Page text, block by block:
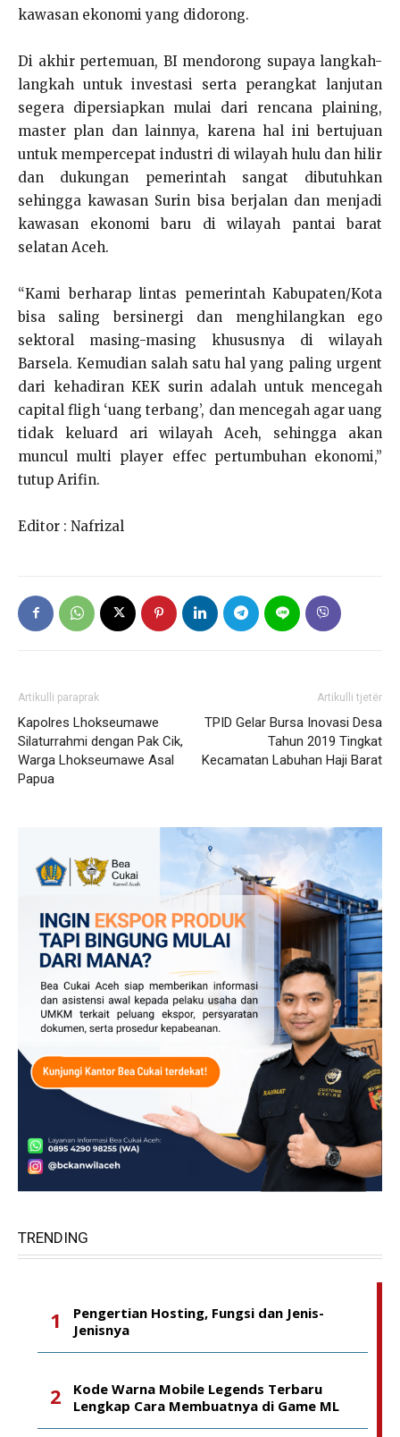
kawasan ekonomi yang didorong.
Di akhir pertemuan, BI mendorong supaya langkah-
langkah untuk investasi serta perangkat lanjutan
segera dipersiapkan mulai dari rencana plaining,
master plan dan lainnya, karena hal ini bertujuan
untuk mempercepat industri di wilayah hulu dan hilir
dan dukungan pemerintah sangat dibutuhkan
sehingga kawasan Surin bisa berjalan dan menjadi
kawasan ekonomi baru di wilayah pantai barat
selatan Aceh.
“Kami berharap lintas pemerintah Kabupaten/Kota
bisa saling bersinergi dan menghilangkan ego
sektoral masing-masing khususnya di wilayah
Barsela. Kemudian salah satu hal yang paling urgent
dari kehadiran KEK surin adalah untuk mencegah
capital fligh ‘uang terbang’, dan mencegah agar uang
tidak keluard ari wilayah Aceh, sehingga akan
muncul multi player effec pertumbuhan ekonomi,”
tutup Arifin.
Editor : Nafrizal
Artikulli paraprak
Kapolres Lhokseumawe
Silaturrahmi dengan Pak Cik,
Warga Lhokseumawe Asal
Papua
Artikulli tjetër
TPID Gelar Bursa Inovasi Desa
Tahun 2019 Tingkat
Kecamatan Labuhan Haji Barat
TRENDING
Pengertian Hosting, Fungsi dan Jenis-
Jenisnya
Kode Warna Mobile Legends Terbaru
Lengkap Cara Membuatnya di Game ML